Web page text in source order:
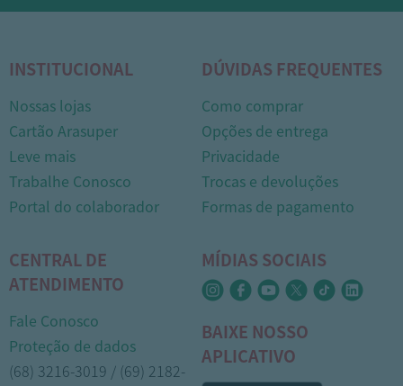
1
INSTITUCIONAL
Nossas lojas
Cartão Arasuper
Leve mais
Trabalhe Conosco
Portal do colaborador
DÚVIDAS FREQUENTES
Como comprar
Opções de entrega
Privacidade
Trocas e devoluções
Formas de pagamento
CENTRAL DE
ATENDIMENTO
Fale Conosco
Proteção de dados
(68) 3216-3019 / (69) 2182-
MÍDIAS SOCIAIS
BAIXE NOSSO
APLICATIVO